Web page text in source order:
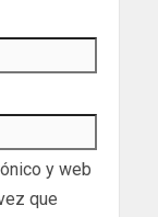
y web
que